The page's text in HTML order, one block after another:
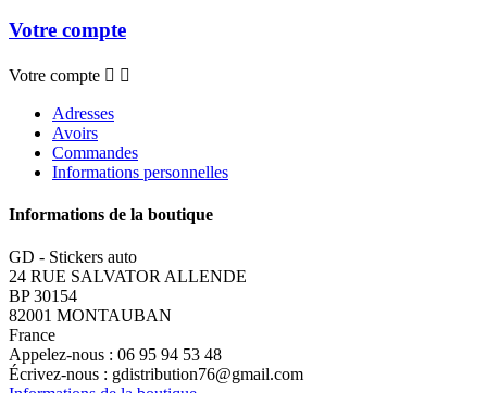
Votre compte
Votre compte  
Adresses
Avoirs
Commandes
Informations personnelles
Informations de la boutique
GD - Stickers auto
24 RUE SALVATOR ALLENDE
BP 30154
82001 MONTAUBAN
France
Appelez-nous : 06 95 94 53 48
Écrivez-nous : gdistribution76@gmail.com